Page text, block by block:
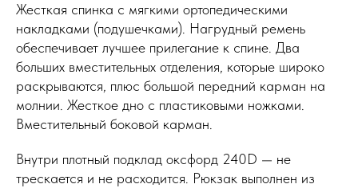
Жесткая спинка с мягкими ортопедическими
накладками (подушечками). Нагрудный ремень
обеспечивает лучшее прилегание к спине. Два
больших вместительных отделения, которые широко
раскрываются, плюс большой передний карман на
молнии. Жесткое дно с пластиковыми ножками.
Вместительный боковой карман.
Внутри плотный подклад оксфорд 240D — не
трескается и не расходится. Рюкзак выполнен из